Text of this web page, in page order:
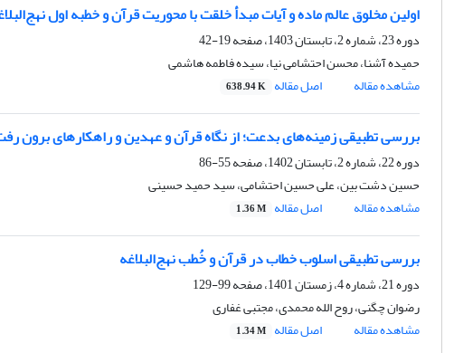
اولین مخلوق عالم ماده و آیات مبدأ خلقت با محوریت قرآن و خطبه اول
دوره 23، شماره 2، تابستان 1403، صفحه
19-42
حمیده آشنا، محسن احتشامی نیا، سیده فاطمه هاشمی
مشاهده مقاله
اصل مقاله 638.94 K
بررسی تطبیقی زمینه‌های بدعت؛ از نگاه قرآن و عهدین و راهکار‌های برون
دوره 22، شماره 2، تابستان 1402، صفحه
55-86
حسین دشت بین، علی حسین احتشامی، سید حمید حسینی
مشاهده مقاله
اصل مقاله 1.36 M
بررسی تطبیقی اسلوب خطاب در قرآن و خُطب نهج‌البلاغه
دوره 21، شماره 4، زمستان 1401، صفحه
99-129
رضوان چگنی، روح الله محمدی، مجتبی غفاری
مشاهده مقاله
اصل مقاله 1.34 M